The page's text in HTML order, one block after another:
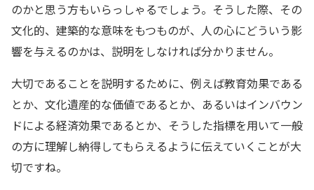
のかと思う方もいらっしゃるでしょう。そうした際、その
文化的、建築的な意味をもつものが、人の心にどういう影
響を与えるのかは、説明をしなければ分かりません。
大切であることを説明するために、例えば教育効果である
とか、文化遺産的な価値であるとか、あるいはインバウン
ドによる経済効果であるとか、そうした指標を用いて一般
の方に理解し納得してもらえるように伝えていくことが大
切ですね。